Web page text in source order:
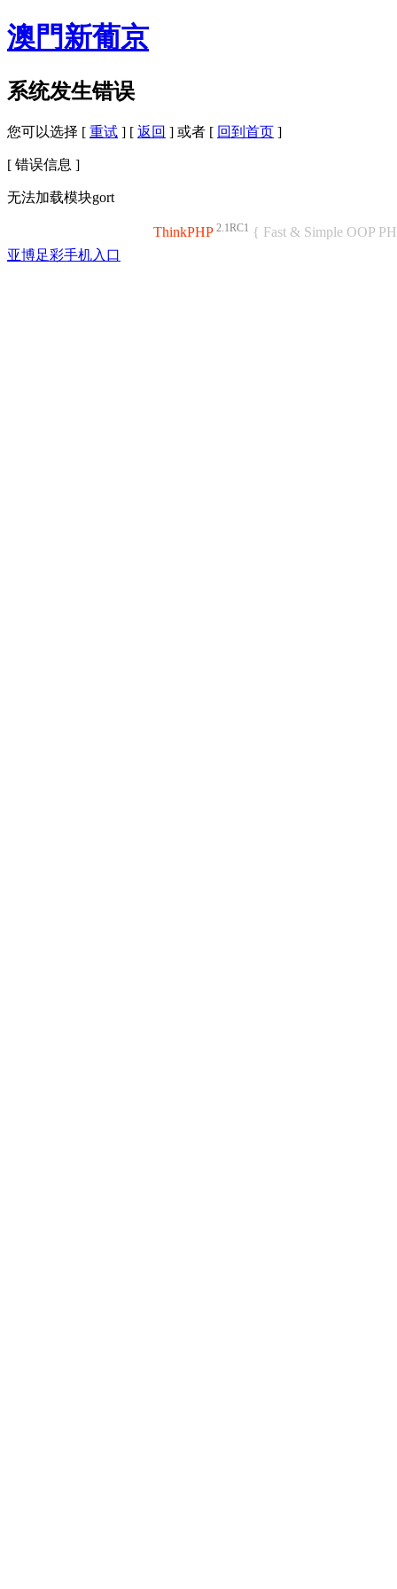
澳門新葡京
系统发生错误
您可以选择 [ 重试 ] [ 返回 ] 或者 [ 回到首页 ]
[ 错误信息 ]
无法加载模块gort
ThinkPHP 2.1RC1 { Fast & Simple OOP
亚博足彩手机入口